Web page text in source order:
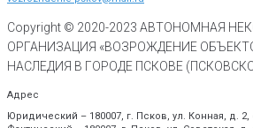
Copyright © 2020-2023 АВТОНОМНАЯ
ОРГАНИЗАЦИЯ «ВОЗРОЖДЕНИЕ
НАСЛЕДИЯ В ГОРОДЕ ПСКОВЕ
Адрес
Юридический – 180007, г. Псков, ул. Конная, д. 2,